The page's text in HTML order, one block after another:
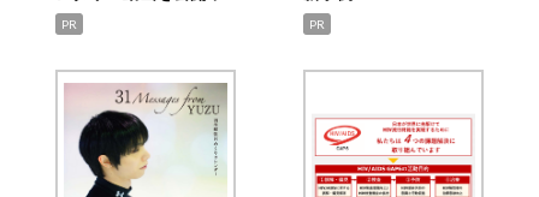
PR PR